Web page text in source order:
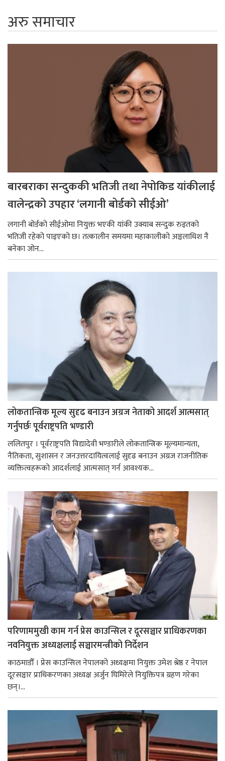
अरु समाचार
बारबराका सन्दुककी भतिजी तथा नेपोकिड यांकीलाई
वालेन्द्रको उपहार ‘लगानी बोर्डको सीईओ’
लगानी बोर्डको सीईओमा नियुक्त भएकी यांकी उक्याब सन्दुक रुइतको
भतिजी रहेको पाइएको छ। तत्कालीन समयमा महाकालीको अञ्चलाधिश नै
बनेका जोन...
लोकतान्त्रिक मूल्य सुदृढ बनाउन अग्रज नेताको आदर्श आत्मसात्
गर्नुपर्छः पूर्वराष्ट्रपति भण्डारी
ललितपुर । पूर्वराष्ट्रपति विद्यादेवी भण्डारीले लोकतान्त्रिक मूल्यमान्यता,
नैतिकता, सुशासन र जनउत्तरदायित्वलाई सुदृढ बनाउन अग्रज राजनीतिक
व्यक्तित्वहरूको आदर्शलाई आत्मसात् गर्न आवश्यक...
परिणाममुखी काम गर्न प्रेस काउन्सिल र दूरसञ्चार प्राधिकरणका
नवनियुक्त अध्यक्षलाई सञ्चारमन्त्रीको निर्देशन
काठमाडौँ । प्रेस काउन्सिल नेपालको अध्यक्षमा नियुक्त उमेश श्रेष्ठ र नेपाल
दूरसञ्चार प्राधिकरणका अध्यक्ष अर्जुन घिमिरेले नियुक्तिपत्र ग्रहण गरेका
छन्।...